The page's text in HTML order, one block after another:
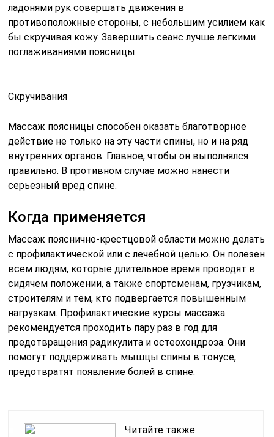
ладонями рук совершать движения в
противоположные стороны, с небольшим усилием как
бы скручивая кожу. Завершить сеанс лучше легкими
поглаживаниями поясницы.
Скручивания
Массаж поясницы способен оказать благотворное
действие не только на эту части спины, но и на ряд
внутренних органов. Главное, чтобы он выполнялся
правильно. В противном случае можно нанести
серьезный вред спине.
Когда применяется
Массаж пояснично-крестцовой области можно делать
с профилактической или с лечебной целью. Он полезен
всем людям, которые длительное время проводят в
сидячем положении, а также спортсменам, грузчикам,
строителям и тем, кто подвергается повышенным
нагрузкам. Профилактические курсы массажа
рекомендуется проходить пару раз в год для
предотвращения радикулита и остеохондроза. Они
помогут поддерживать мышцы спины в тонусе,
предотвратят появление болей в спине.
Читайте также: